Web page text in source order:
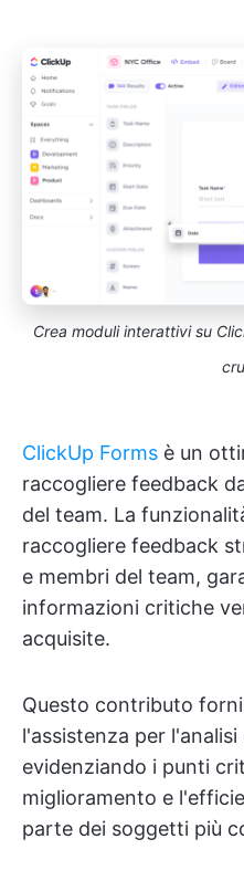
Crea moduli interattivi su
ClickUp Forms è un
raccogliere feedback
del team. La
raccogliere feedback
e membri del team,
informazioni critiche
acquisite.
Questo contributo
l'assistenza per
evidenziando i punti
miglioramento e
parte dei soggetti più